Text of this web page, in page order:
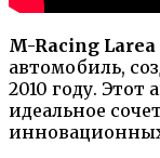
M-Racing Larea
автомобиль,
2010 году. Этот
идеальное